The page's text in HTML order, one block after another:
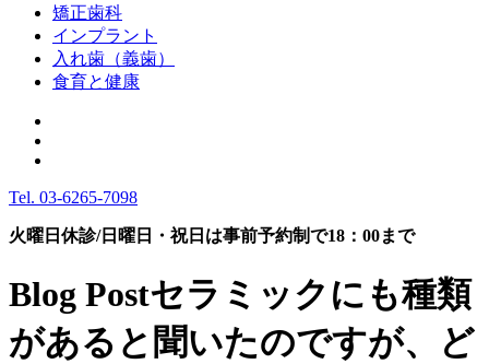
矯正歯科
インプラント
入れ歯（義歯）
食育と健康
Tel. 03-6265-7098
火曜日休診/日曜日・祝日は事前予約制で18：00まで
Blog Postセラミックにも種類
があると聞いたのですが、ど